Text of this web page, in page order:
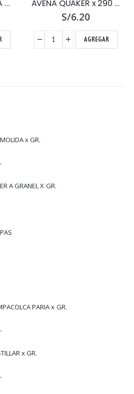
LAIVE MEZCL.LACTEA VITAMIN.X 500 SIX PACK AVENA QUAKER x 290 CHOCOLATE BOLSA
S/6.20
AGREGAR
x GR.
A GRANEL X GR.
PARIA x GR.
x GR.